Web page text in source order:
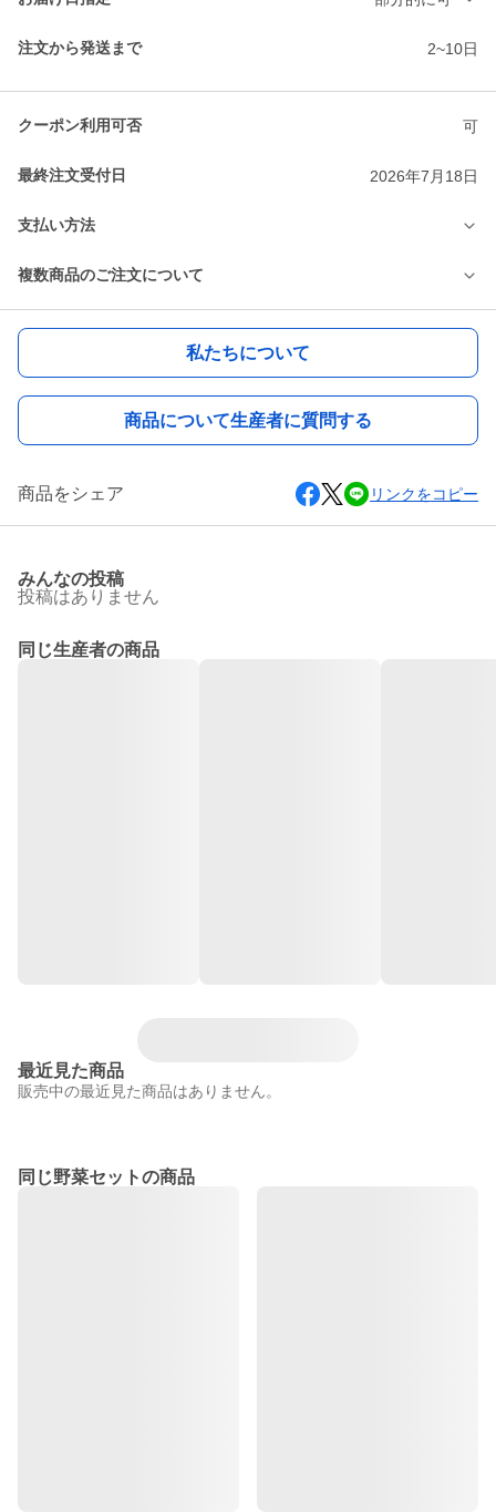
注文から発送まで 2~10日
クーポン利用可否 可
最終注文受付日 2026年7月18日
支払い方法
複数商品のご注文について
私たちについて
商品について生産者に質問する
商品をシェア リンクをコピー
みんなの投稿
投稿はありません
同じ生産者の商品
最近見た商品
販売中の最近見た商品はありません。
同じ野菜セットの商品